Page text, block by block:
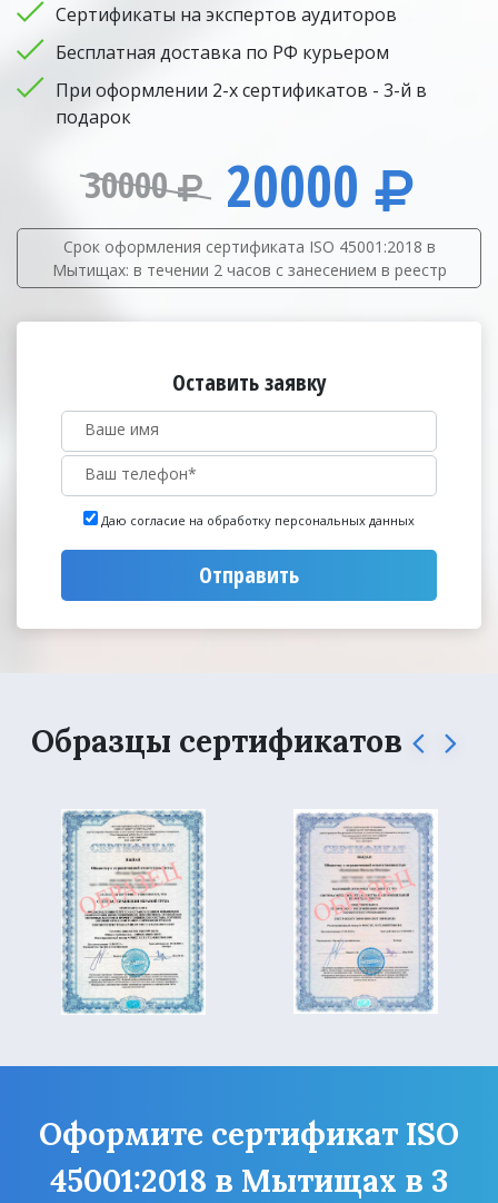
Сертификаты на экспертов аудиторов
Бесплатная доставка по РФ курьером
При оформлении 2-х сертификатов - 3-й в
подарок
30000 20000
Срок оформления сертификата ISO 45001:2018 в
Мытищах: в течении 2 часов с занесением в реестр
Оставить заявку
Даю согласие на обработку персональных данных
Отправить
Образцы сертификатов
Оформите сертификат ISO
45001:2018 в Мытищах в 3